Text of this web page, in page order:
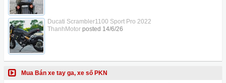
Ducati Scrambler1100 Sport Pro 2022
ThanhMotorposted 14/6/26
Mua Bán xe tay ga, xe số PKN